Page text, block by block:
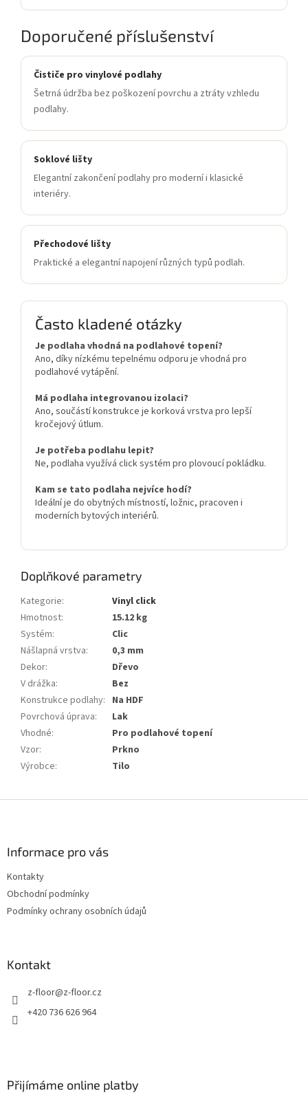
Doporučené příslušenství
Čističe pro vinylové podlahy
Šetrná údržba bez poškození povrchu a ztráty vzhledu
podlahy.
Soklové lišty
Elegantní zakončení podlahy pro moderní i klasické
interiéry.
Přechodové lišty
Praktické a elegantní napojení různých typů podlah.
Často kladené otázky
Je podlaha vhodná na podlahové topení?
Ano, díky nízkému tepelnému odporu je vhodná pro
podlahové vytápění.
Má podlaha integrovanou izolaci?
Ano, součástí konstrukce je korková vrstva pro lepší
kročejový útlum.
Je potřeba podlahu lepit?
Ne, podlaha využívá click systém pro plovoucí pokládku.
Kam se tato podlaha nejvíce hodí?
Ideální je do obytných místností, ložnic, pracoven i
moderních bytových interiérů.
Doplňkové parametry
Kategorie:
Vinyl click
Hmotnost:
15.12 kg
Systém:
Clic
Nášlapná vrstva:
0,3 mm
Dekor:
Dřevo
V drážka:
Bez
Konstrukce podlahy: Na HDF
Povrchová úprava:
Lak
Vhodné:
Pro podlahové topení
Vzor:
Prkno
Výrobce: Tilo
Informace pro vás
Kontakty
Obchodní podmínky
Podmínky ochrany osobních údajů
Kontakt
z-floor@z-floor.cz
+420 736 626 964
Přijímáme online platby